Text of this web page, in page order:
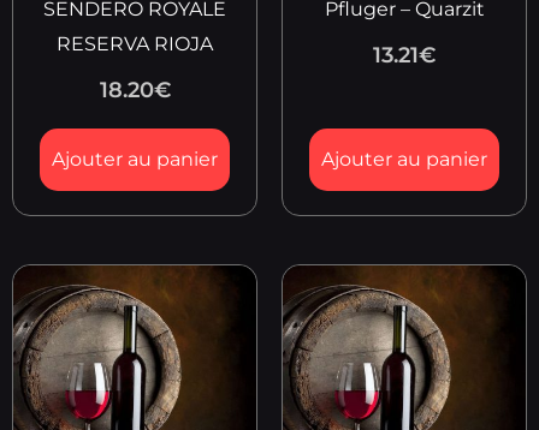
SENDERO ROYALE
RESERVA RIOJA
18.20€
Ajouter au panier
Pfluger – Quarzit
13.21€
Ajouter au panier